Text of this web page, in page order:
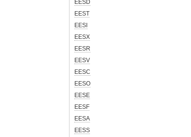
EESD
EEST
EESI
EESX
EESR
EESV
EESC
EESO
EESE
EESF
EESA
EESS